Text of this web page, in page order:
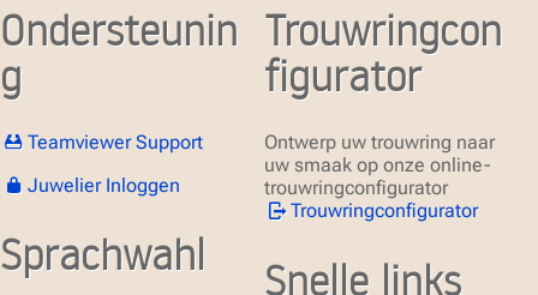
Ondersteunin
g
Teamviewer Support
Juwelier Inloggen
Sprachwahl
Trouwringcon
figurator
Ontwerp uw trouwring naar
uw smaak op onze online-
trouwringconfigurator
Trouwringconfigurator
Snelle links